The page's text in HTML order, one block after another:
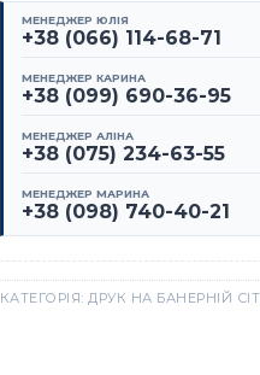
МЕНЕДЖЕР ЮЛІЯ
+38 (066) 114-68-71
МЕНЕДЖЕР КАРИНА
+38 (099) 690-36-95
МЕНЕДЖЕР АЛІНА
+38 (075) 234-63-55
МЕНЕДЖЕР МАРИНА
+38 (098) 740-40-21
КАТЕГОРІЯ:ДРУК НА БАНЕРНІЙ